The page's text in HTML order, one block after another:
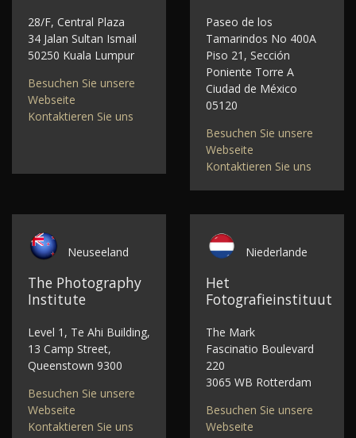
28/F, Central Plaza
34 Jalan Sultan Ismail
50250 Kuala Lumpur
Besuchen Sie unsere
Webseite
Kontaktieren Sie uns
Paseo de los
Tamarindos No 400A
Piso 21, Sección
Poniente Torre A
Ciudad de México
05120
Besuchen Sie unsere
Webseite
Kontaktieren Sie uns
Neuseeland
The Photography
Institute
Level 1, Te Ahi Building,
13 Camp Street,
Queenstown 9300
Besuchen Sie unsere
Webseite
Kontaktieren Sie uns
Niederlande
Het
Fotografieinstituut
The Mark
Fascinatio Boulevard
220
3065 WB Rotterdam
Besuchen Sie unsere
Webseite